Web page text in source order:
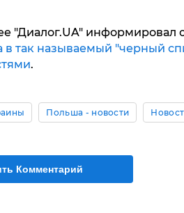
"Диалог.UA" информировал
в так называемый "черный
.
Польша - новости
Комментарий